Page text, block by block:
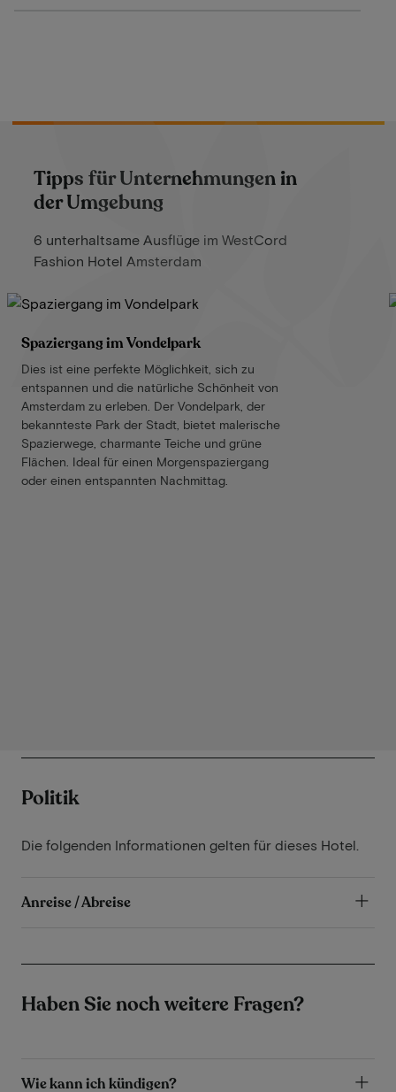
Tipps für Unternehmungen in
der Umgebung
6 unterhaltsame Ausflüge im WestCord
Fashion Hotel Amsterdam
Spaziergang im Vondelpark
Dies ist eine perfekte Möglichkeit, sich zu
entspannen und die natürliche Schönheit von
Amsterdam zu erleben. Der Vondelpark, der
bekannteste Park der Stadt, bietet malerische
Spazierwege, charmante Teiche und grüne
Flächen. Ideal für einen Morgenspaziergang
oder einen entspannten Nachmittag.
Politik
Die folgenden Informationen gelten für dieses Hotel.
Anreise / Abreise
Haben Sie noch weitere Fragen?
Wie kann ich kündigen?